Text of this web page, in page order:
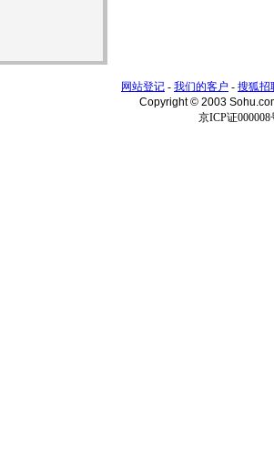
网站登记 - 我们的客户 - 搜狐招
Copyright © 2003
京ICP证